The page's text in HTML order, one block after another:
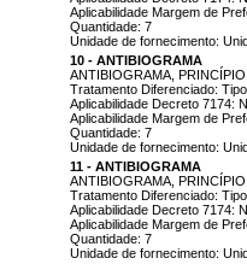
Aplicabilidade Margem de
Quantidade: 7
Unidade de fornecimento:
10 - ANTIBIOGRAMA
ANTIBIOGRAMA,
Tratamento Diferenciado:
Aplicabilidade Decreto 7174:
Aplicabilidade Margem de
Quantidade: 7
Unidade de fornecimento:
11 - ANTIBIOGRAMA
ANTIBIOGRAMA,
Tratamento Diferenciado:
Aplicabilidade Decreto 7174:
Aplicabilidade Margem de
Quantidade: 7
Unidade de fornecimento: